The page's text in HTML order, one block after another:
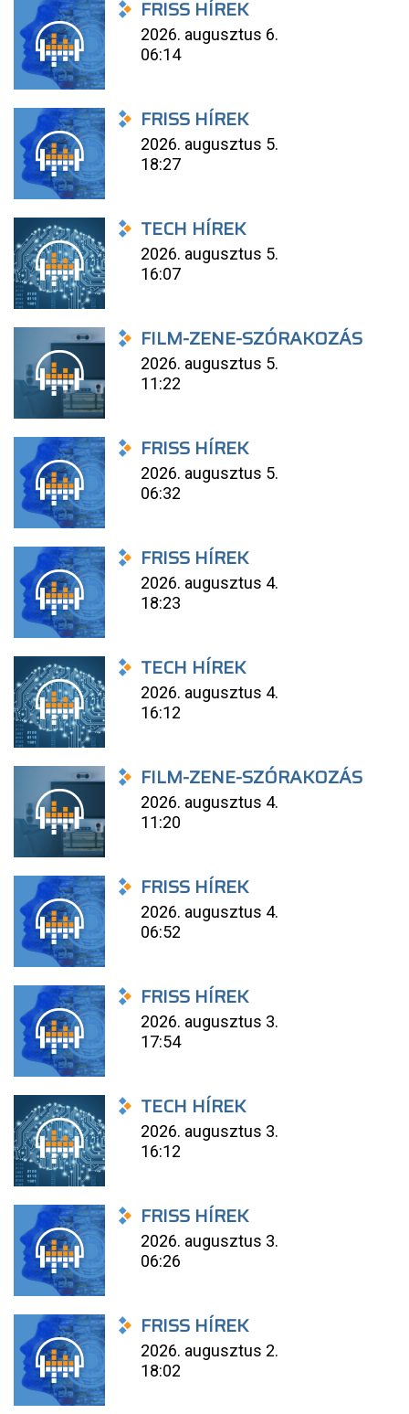
FRISS HÍREK
2026. augusztus 6.
06:14
FRISS HÍREK
2026. augusztus 5.
18:27
TECH HÍREK
2026. augusztus 5.
16:07
FILM-ZENE-SZÓRAKOZÁS
2026. augusztus 5.
11:22
FRISS HÍREK
2026. augusztus 5.
06:32
FRISS HÍREK
2026. augusztus 4.
18:23
TECH HÍREK
2026. augusztus 4.
16:12
FILM-ZENE-SZÓRAKOZÁS
2026. augusztus 4.
11:20
FRISS HÍREK
2026. augusztus 4.
06:52
FRISS HÍREK
2026. augusztus 3.
17:54
TECH HÍREK
2026. augusztus 3.
16:12
FRISS HÍREK
2026. augusztus 3.
06:26
FRISS HÍREK
2026. augusztus 2.
18:02